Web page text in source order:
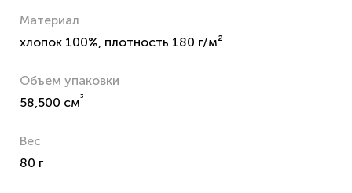
Материал
хлопок 100%, плотность 180 г/м²
Объем упаковки
58,500 см³
Вес
80 г